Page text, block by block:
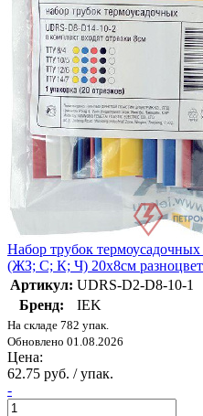
Набор трубок
(ЖЗ; С; К; Ч) 20х8см
Артикул: UDRS-D2-D8-10-1
Бренд:
IEK
На складе 782 упак.
Обновлено 01.08.2026
Цена:
62.75 руб. / упак.
-